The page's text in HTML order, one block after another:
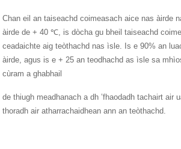
Chan eil an taiseachd coimeasach aice nas àirde
àirde de + 40 ℃, is dòcha gu bheil taiseachd
ceadaichte aig teòthachd nas ìsle. ​​Is e 90% an
àirde, agus is e + 25 an teodhachd as ìsle sa
cùram a ghabhail
de thiugh meadhanach a dh ’fhaodadh tachairt air
thoradh air atharrachaidhean ann an teòthachd.